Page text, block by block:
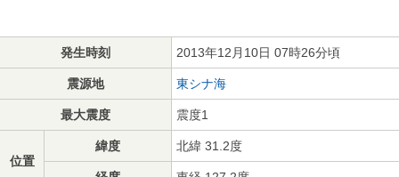
発生時刻 2013年12月10日 07時26分頃
震源地 東シナ海
最大震度 震度1
位置
緯度 北緯 31.2度